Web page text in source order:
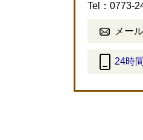
Tel：0773-
メー
24時
外